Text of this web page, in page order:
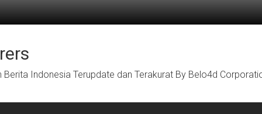
Indonesia Terupdate dan Terakurat By Belo4d